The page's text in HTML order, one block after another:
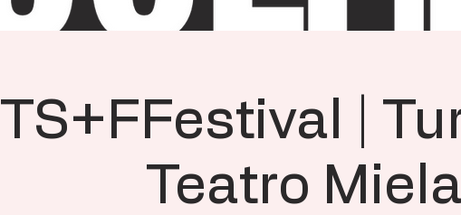
TS+FFestival |
Teatro Miela